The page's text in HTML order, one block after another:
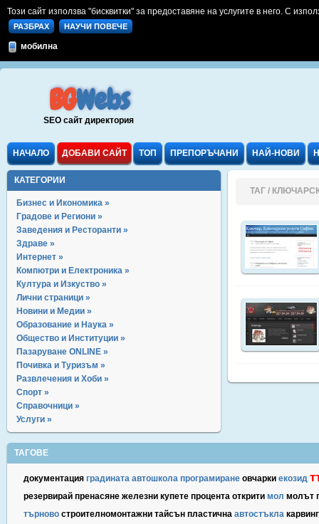
Този сайт използва "бисквитки" за предоставяне на услугите в него. С
РАЗБРАХ НАУЧИ ПОВЕЧЕ
мобилна
BGWebs
SEO сайт директория
НАЧАЛО ДОБАВИ САЙТ ТОП ПРЕПОРЪЧАНИ НАЙ-НОВИ
КАТЕГОРИИ
Бизнес и Икономика »
Градове и Региони »
Заведения и Ресторанти »
Здраве »
Интернет »
Компютри и Електроника »
Култура и Изкуство »
Лични страници »
Новини и Медии »
Образование и Наука »
Общество и Институции »
Пазаруване ONLINE »
Почивка и Туризъм »
Развлечения и Хоби »
Спорт »
Справочници »
Услуги »
ТАГ /
ТАГОВЕ
документация градината автошкола програмиране овчарки екозид
резервирай пренасяне железни купете процента открити мол молът
търново строителномонтажни тайсън пластична автостъкла карвинг